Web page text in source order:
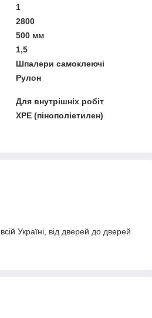
1
2800
500 мм
1,5
Шпалери самоклеючі
Рулон
Для внутрішніх робіт
XPE (пінополіетилен)
Україні, від дверей до дверей